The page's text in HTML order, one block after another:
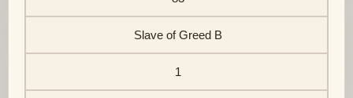
Slave of Greed B
1